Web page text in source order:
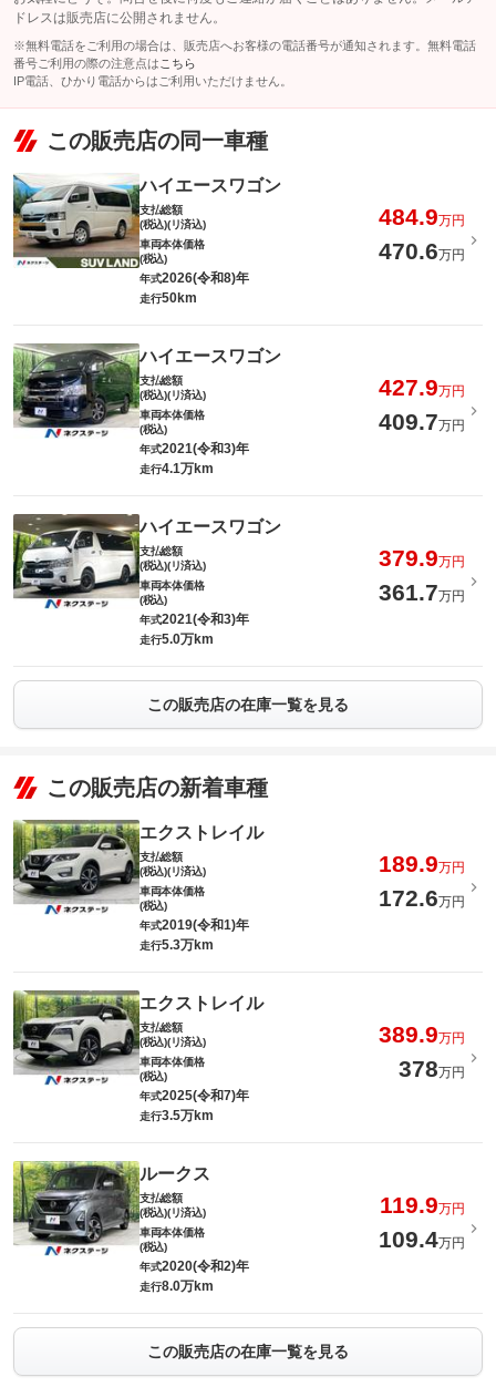
ドレスは販売店に公開されません。
※無料電話をご利用の場合は、販売店へお客様の電話番号が通知されます。無料電話
番号ご利用の際の注意点は こちら
IP電話、ひかり電話からはご利用いただけません。
この販売店の同一車種
ハイエースワゴン
支払総額
(税込)(リ済込)
484.9万円
車両本体価格
(税込)
470.6万円
年式2026(令和8)年
走行50km
ハイエースワゴン
支払総額
(税込)(リ済込)
427.9万円
車両本体価格
(税込)
409.7万円
年式2021(令和3)年
走行4.1万km
ハイエースワゴン
支払総額
(税込)(リ済込)
379.9万円
車両本体価格
(税込)
361.7万円
年式2021(令和3)年
走行5.0万km
この販売店の在庫一覧を見る
この販売店の新着車種
エクストレイル
支払総額
(税込)(リ済込)
189.9万円
車両本体価格
(税込)
172.6万円
年式2019(令和1)年
走行5.3万km
エクストレイル
支払総額
(税込)(リ済込)
389.9万円
車両本体価格
(税込)
378万円
年式2025(令和7)年
走行3.5万km
ルークス
支払総額
(税込)(リ済込)
119.9万円
車両本体価格
(税込)
109.4万円
年式2020(令和2)年
走行8.0万km
この販売店の在庫一覧を見る